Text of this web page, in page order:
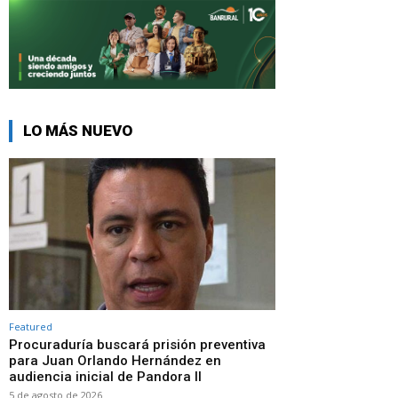
LO MÁS NUEVO
Featured
Procuraduría buscará prisión preventiva
para Juan Orlando Hernández en
audiencia inicial de Pandora II
5 de agosto de 2026